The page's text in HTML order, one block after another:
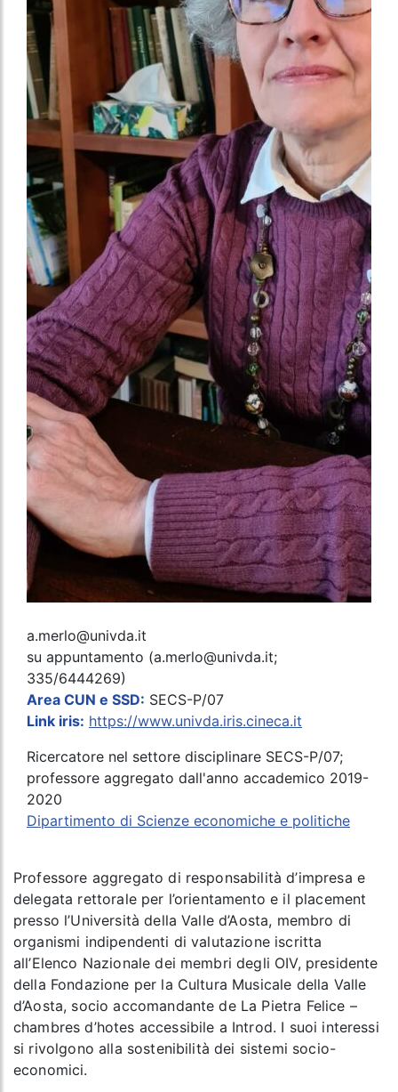
a.merlo@univda.it
su appuntamento (a.merlo@univda.it;
335/6444269)
Area CUN e SSD: SECS-P/07
Link iris: https://www.univda.iris.cineca.it
Ricercatore nel settore disciplinare SECS-P/07;
professore aggregato dall'anno accademico 2019-
2020
Dipartimento di Scienze economiche e politiche
Professore aggregato di responsabilità d’impresa e
delegata rettorale per l’orientamento e il placement
presso l’Università della Valle d’Aosta, membro di
organismi indipendenti di valutazione iscritta
all’Elenco Nazionale dei membri degli OIV, presidente
della Fondazione per la Cultura Musicale della Valle
d’Aosta, socio accomandante de La Pietra Felice –
chambres d’hotes accessibile a Introd. I suoi interessi
si rivolgono alla sostenibilità dei sistemi socio-
economici.